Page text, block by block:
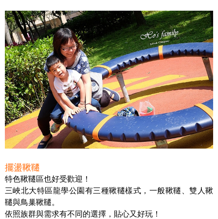
擺盪鞦韆
特色鞦韆區也好受歡迎！
三峽北大特區龍學公園有三種鞦韆樣式，一般鞦韆、雙人鞦
韆與鳥巢鞦韆。
依照族群與需求有不同的選擇，貼心又好玩！